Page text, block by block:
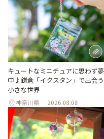
キュートなミニチュアに思わず夢
中♪鎌倉「イクスタン」で出会う
小さな世界
神奈川県 2026.08.08